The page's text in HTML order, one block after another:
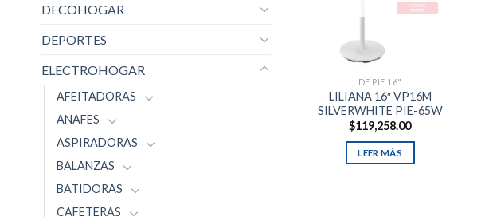
DECOHOGAR
DEPORTES
ELECTROHOGAR
AFEITADORAS
ANAFES
ASPIRADORAS
BALANZAS
BATIDORAS
CAFETERAS
DE PIE 16"
LILIANA 16″ VP16M
SILVERWHITE PIE-65W
$119,258.00
LEER MÁS